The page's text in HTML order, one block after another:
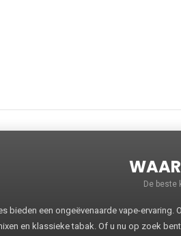
De beste
bieden een ongeëvenaarde vape-
en klassieke tabak. Of u nu op zoek